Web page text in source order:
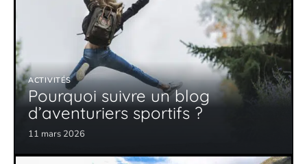
ACTIVITÉS
Pourquoi suivre un blog
d’aventuriers sportifs ?
11 mars 2026